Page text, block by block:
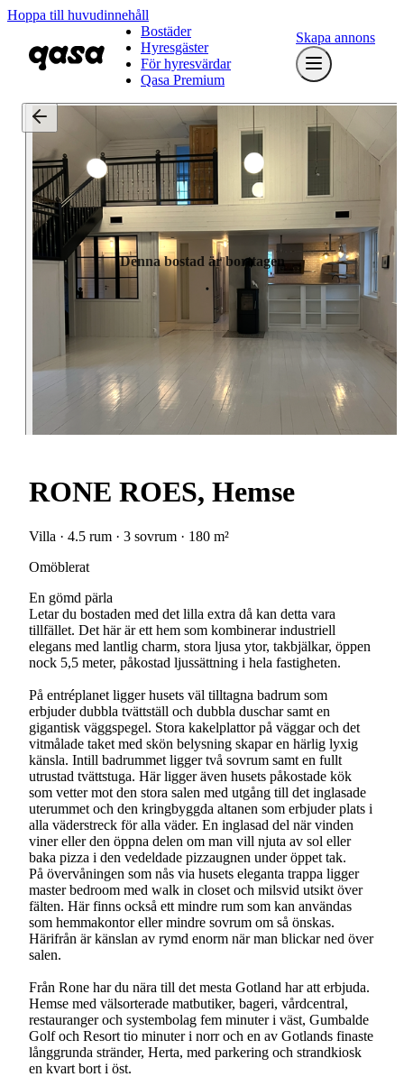
Hoppa till huvudinnehåll
Bostäder
Hyresgäster
För hyresvärdar
Qasa Premium
Skapa annons
Denna bostad är borttagen
RONE ROES, Hemse
Villa · 4.5 rum · 3 sovrum · 180 m²
Omöblerat
En gömd pärla
Letar du bostaden med det lilla extra då kan detta vara
tillfället. Det här är ett hem som kombinerar industriell
elegans med lantlig charm, stora ljusa ytor, takbjälkar, öppen
nock 5,5 meter, påkostad ljussättning i hela fastigheten.
På entréplanet ligger husets väl tilltagna badrum som
erbjuder dubbla tvättställ och dubbla duschar samt en
gigantisk väggspegel. Stora kakelplattor på väggar och det
vitmålade taket med skön belysning skapar en härlig lyxig
känsla. Intill badrummet ligger två sovrum samt en fullt
utrustad tvättstuga. Här ligger även husets påkostade kök
som vetter mot den stora salen med utgång till det inglasade
uterummet och den kringbyggda altanen som erbjuder plats i
alla väderstreck för alla väder. En inglasad del när vinden
viner eller den öppna delen om man vill njuta av sol eller
baka pizza i den vedeldade pizzaugnen under öppet tak.
På övervåningen som nås via husets eleganta trappa ligger
master bedroom med walk in closet och milsvid utsikt över
fälten. Här finns också ett mindre rum som kan användas
som hemmakontor eller mindre sovrum om så önskas.
Härifrån är känslan av rymd enorm när man blickar ned över
salen.
Från Rone har du nära till det mesta Gotland har att erbjuda.
Hemse med välsorterade matbutiker, bageri, vårdcentral,
restauranger och systembolag fem minuter i väst, Gumbalde
Golf och Resort tio minuter i norr och en av Gotlands finaste
långgrunda stränder, Herta, med parkering och strandkiosk
en kvart bort i öst.